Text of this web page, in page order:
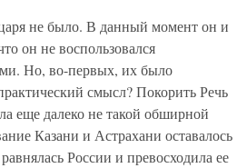
не было. В данный момент он и
он не воспользовался
Но, во-первых, их было
смысл? Покорить Речь
еще далеко не такой обширной
Казани и Астрахани оставалось
России и превосходила ее